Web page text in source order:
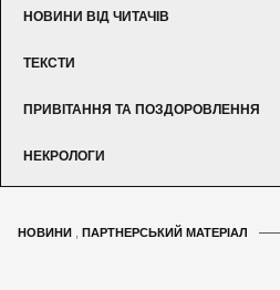
НОВИНИ ВІД ЧИТАЧІВ
ТЕКСТИ
ПРИВІТАННЯ ТА ПОЗДОРОВЛЕННЯ
НЕКРОЛОГИ
НОВИНИ ПАРТНЕРСЬКИЙ МАТЕРІАЛ